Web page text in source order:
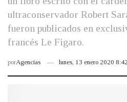
ultraconservador Robert
fueron publicados en
francés Le Figaro.
porAgencias lunes, 13 enero 2020